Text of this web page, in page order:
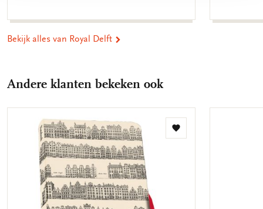
Bekijk alles van Royal Delft
Andere klanten bekeken ook
Toevoegen